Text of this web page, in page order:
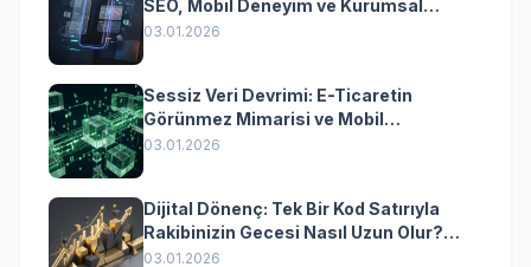
SEO, Mobil Deneyim ve Kurumsal
Yazılımın Kazandıran Senkronizasyonu
03.01.2026
Sessiz Veri Devrimi: E-Ticaretin
Görünmez Mimarisi ve Mobil
Dönüşümün Kurumsal Anahtarı
03.01.2026
Dijital Dönenç: Tek Bir Kod Satırıyla
Rakibinizin Gecesi Nasıl Uzun Olur?
(Kurumsal Yazılımın Güçlü Rolü)
03.01.2026